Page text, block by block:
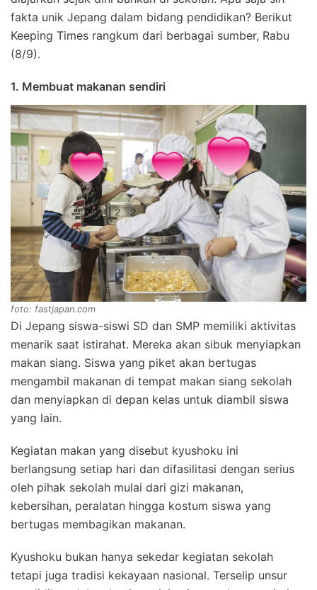
fakta unik Jepang dalam bidang pendidikan? Berikut
Keeping Times rangkum dari berbagai sumber, Rabu
(8/9).
1. Membuat makanan sendiri
foto: fastjapan.com
Di Jepang siswa-siswi SD dan SMP memiliki aktivitas
menarik saat istirahat. Mereka akan sibuk menyiapkan
makan siang. Siswa yang piket akan bertugas
mengambil makanan di tempat makan siang sekolah
dan menyiapkan di depan kelas untuk diambil siswa
yang lain.
Kegiatan makan yang disebut kyushoku ini
berlangsung setiap hari dan difasilitasi dengan serius
oleh pihak sekolah mulai dari gizi makanan,
kebersihan, peralatan hingga kostum siswa yang
bertugas membagikan makanan.
Kyushoku bukan hanya sekedar kegiatan sekolah
tetapi juga tradisi kekayaan nasional. Terselip unsur